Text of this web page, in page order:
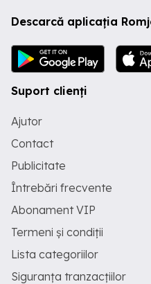
Descarcă aplicația
Suport clienți
Ajutor
Contact
Publicitate
Întrebări frecvente
Abonament VIP
Termeni și condiții
Lista categoriilor
Siguranța tranzacțiilor